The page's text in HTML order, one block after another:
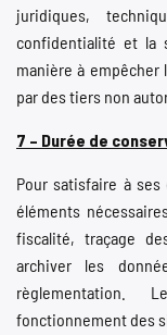
juridiques,
confidentialité et la
manière à
par des tiers non
7 – Durée de
Pour satisfaire à
éléments
fiscalité, traçage
archiver les
règlementation.
fonctionnement des